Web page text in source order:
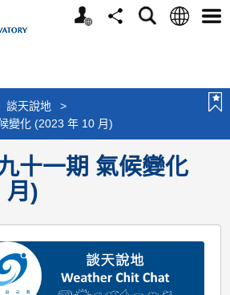
個
分
搜
語
選
談天說地
>
變化 (2023 年 10 月)
十一期 氣候變化
月)